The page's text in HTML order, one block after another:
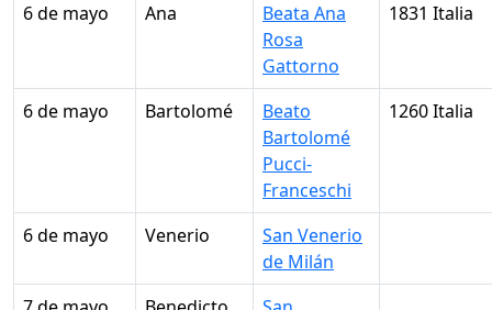
6 de mayo
Ana
Beata Ana
Rosa
Gattorno
1831 Italia
6 de mayo Bartolomé
Beato
Bartolomé
Pucci-
Franceschi
1260 Italia
6 de mayo Venerio
San Venerio
de Milán